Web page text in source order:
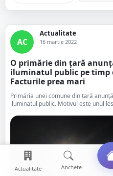
AC
Actualitate
16 martie 2022
O primărie din țară
iluminatul public pe timp
Facturile prea mari
Primăria unei comune din țară
iluminatul public. Motivul este unul
Actualitate Anchete